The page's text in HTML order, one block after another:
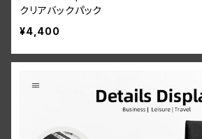
クリアバックパック
¥4,400